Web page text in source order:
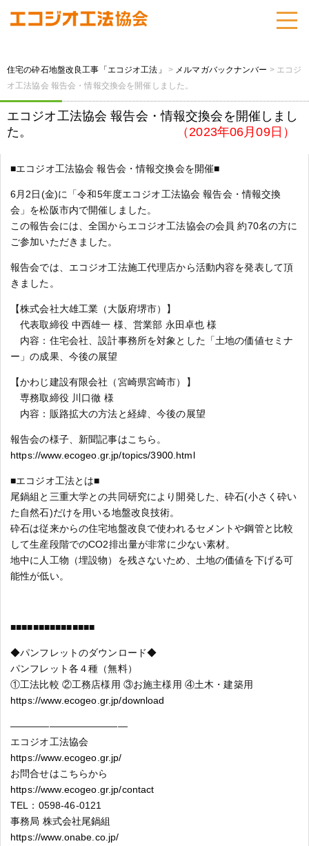
住宅の砕石地盤改良工事「エコジオ工法」 > メルマガバックナンバー > エコジ
オ工法協会 報告会・情報交換会を開催しました。
エコジオ工法協会 報告会・情報交換会を開催しまし
た。
（2023年06月09日）
■エコジオ工法協会 報告会・情報交換会を開催■
6月2日(金)に「令和5年度エコジオ工法協会 報告会・情報交換
会」を松阪市内で開催しました。
この報告会には、全国からエコジオ工法協会の会員 約70名の方に
ご参加いただきました。
報告会では、エコジオ工法施工代理店から活動内容を発表して頂
きました。
【株式会社大雄工業（大阪府堺市）】
代表取締役 中西雄一 様、営業部 永田卓也 様
内容：住宅会社、設計事務所を対象とした「土地の価値セミナ
ー」の成果、今後の展望
【かわじ建設有限会社（宮崎県宮崎市）】
専務取締役 川口徹 様
内容：販路拡大の方法と経緯、今後の展望
報告会の様子、新聞記事はこちら。
https://www.ecogeo.gr.jp/topics/3900.html
■エコジオ工法とは■
尾鍋組と三重大学との共同研究により開発した、砕石(小さく砕い
た自然石)だけを用いる地盤改良技術。
砕石は従来からの住宅地盤改良で使われるセメントや鋼管と比較
して生産段階でのCO2排出量が非常に少ない素材。
地中に人工物（埋設物）を残さないため、土地の価値を下げる可
能性が低い。
■■■■■■■■■■■■■■■
◆パンフレットのダウンロード◆
パンフレット各４種（無料）
①工法比較 ②工務店様用 ③お施主様用 ④土木・建築用
https://www.ecogeo.gr.jp/download
————————————
エコジオ工法協会
https://www.ecogeo.gr.jp/
お問合せはこちらから
https://www.ecogeo.gr.jp/contact
TEL：0598-46-0121
事務局 株式会社尾鍋組
https://www.onabe.co.jp/